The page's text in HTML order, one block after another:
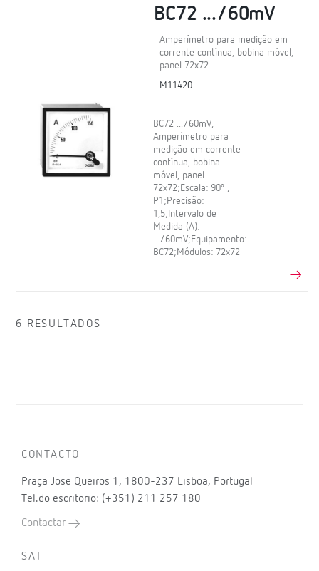
BC72 .../60mV
Amperímetro para medição em
corrente contínua, bobina móvel,
panel 72x72
M11420.
BC72 .../60mV,
Amperímetro para
medição em corrente
contínua, bobina
móvel, panel
72x72;Escala: 90º ,
P1;Precisão:
1,5;Intervalo de
Medida (A):
.../60mV;Equipamento:
BC72;Módulos: 72x72
6 RESULTADOS
CONTACTO
Praça Jose Queiros 1, 1800-237 Lisboa, Portugal
Tel.do escritorio: (+351) 211 257 180
Contactar
SAT